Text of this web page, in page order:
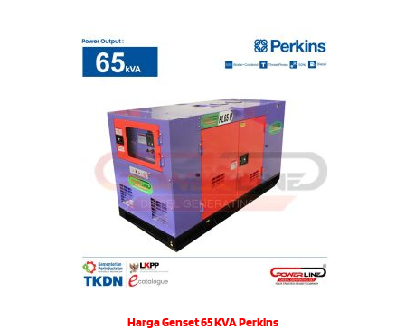
Harga Genset 65 KVA Perkins